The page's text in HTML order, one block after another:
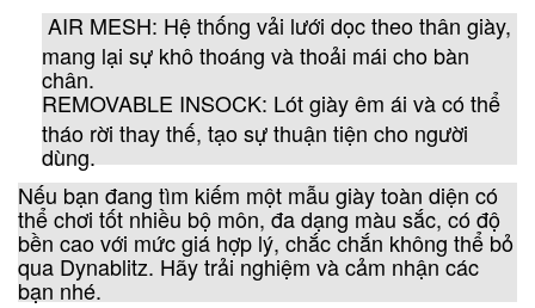
AIR MESH: Hệ thống vải lưới dọc theo thân giày,
mang lại sự khô thoáng và thoải mái cho bàn
chân.
REMOVABLE INSOCK: Lót giày êm ái và có thể
tháo rời thay thế, tạo sự thuận tiện cho người
dùng.
Nếu bạn đang tìm kiếm một mẫu giày toàn diện có
thể chơi tốt nhiều bộ môn, đa dạng màu sắc, có độ
bền cao với mức giá hợp lý, chắc chắn không thể bỏ
qua Dynablitz. Hãy trải nghiệm và cảm nhận các
bạn nhé.